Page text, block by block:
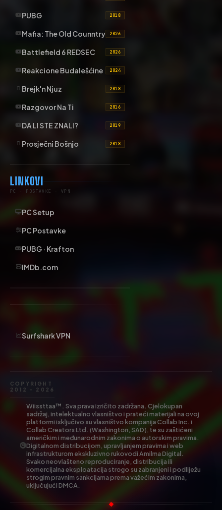
PUBG 2018
Mafia: The Old Counntry 2026
Battlefield 6 REDSEC 2026
Reakcione Budalešćine 2024
Brejk'n Njuz 2018
Razgovor Na Ti 2016
DA LI STE ZNALI? 2019
Prosječni Bošnjo 2018
LINKOVI
PC · POSTAVKE · VPN
PC Setup
PC Postavke
PUBG · Krafton
IMDb.com
Surfshark VPN
COPYRIGHT
2012 – 2026
Wiissttaa™. Sva prava izričito zadržana. Cjelokupan
sadržaj, intelektualno vlasništvo i prateći materijali na ovoj
platformi isključivo su vlasništvo kompanija Collab Inc. i
Collab Creators Ltd. (Washington, SAD), te su zaštićeni
američkim i međunarodnim zakonima o autorskim pravima.
Digitalnom distribucijom, upravljanjem pravima i web
infrastrukturom ekskluzivno rukovodi Amilma Digital.
Svako neovlašteno reproduciranje, distribucija ili
komercijalna eksploatacija strogo su zabranjeni i podliježu
strogim pravnim sankcijama prema važećim zakonima,
uključujući DMCA.